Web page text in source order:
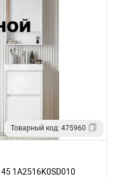
Товарный код: 475960
1A2516K0SD010